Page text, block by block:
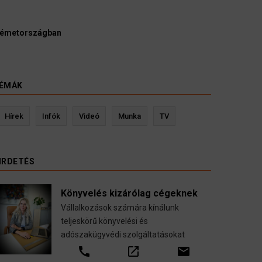
Ügyvédek, bírák és ügyészek szerint a német politikának
Kevin Ressler biztosítási szakértő
Hírek Infók Videó Munka TV
Könyvelés kizárólag cégeknek
Vállalkozások számára kínálunk
teljeskörű könyvelési és
adószakügyvédi szolgáltatásokat
call open_in_new email